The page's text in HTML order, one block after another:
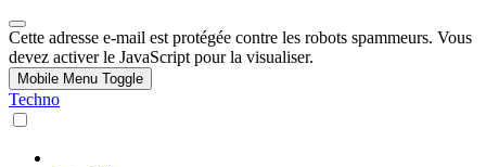
Cette adresse e-mail est protégée contre les robots spammeurs. Vous
devez activer le JavaScript pour la visualiser.
Mobile Menu Toggle
Techno